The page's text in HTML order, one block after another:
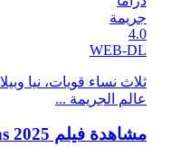
جريمة
4.0
WEB-DL
ثلاث نساء قويات، نيا
عالم الجريمة ...
مشاهدة فيلم Street Queens 2025 مترجم